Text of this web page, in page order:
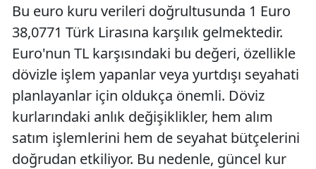
Bu euro kuru verileri doğrultusunda 1 Euro
38,0771 Türk Lirasına karşılık gelmektedir.
Euro'nun TL karşısındaki bu değeri, özellikle
dövizle işlem yapanlar veya yurtdışı seyahati
planlayanlar için oldukça önemli. Döviz
kurlarındaki anlık değişiklikler, hem alım
satım işlemlerini hem de seyahat bütçelerini
doğrudan etkiliyor. Bu nedenle, güncel kur